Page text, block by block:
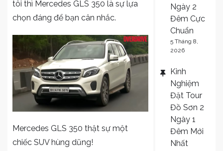
tôi thì Mercedes GLS 350 là sự lựa
chọn đáng để bạn cân nhắc.
Mercedes GLS 350 thật sự một
chiếc SUV hùng dũng!
Ngày 2
Đêm Cực
Chuẩn
5 Tháng 8,
2026
Kinh
Nghiệm
Đặt Tour
Đồ Sơn 2
Ngày 1
Đêm Mới
Nhất